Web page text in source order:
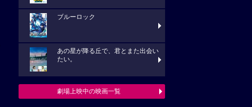
ブルーロック
あの星が降る丘で、君とまた出会い
たい。
劇場上映中の映画一覧